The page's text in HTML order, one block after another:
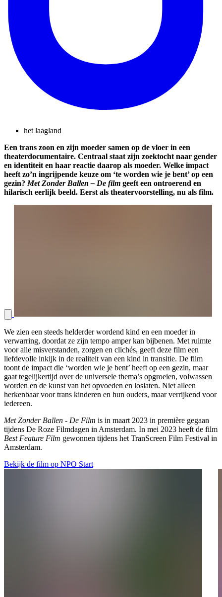
het laagland
Een trans zoon en zijn moeder samen op de vloer in een
theaterdocumentaire. Centraal staat zijn zoektocht naar gender
en identiteit en haar reactie daarop als moeder. Welke impact
heeft zo’n ingrijpende keuze om ‘te worden wie je bent’ op een
gezin? Met Zonder Ballen – De film geeft een ontroerend en
hilarisch eerlijk beeld. Eerst als theatervoorstelling, nu als film.
We zien een steeds helderder wordend kind en een moeder in
verwarring, doordat ze zijn tempo amper kan bijbenen. Met ruimte
voor alle misverstanden, zorgen en clichés, geeft deze film een
liefdevolle inkijk in de realiteit van een kind in transitie. De film
toont de impact die ‘worden wie je bent’ heeft op een gezin, maar
gaat tegelijkertijd over de universele thema’s opgroeien, volwassen
worden en de kunst van het opvoeden en loslaten. Niet alleen
herkenbaar voor trans kinderen en hun ouders, maar verrijkend voor
iedereen.
Met Zonder Ballen - De Film is in maart 2023 in première gegaan
tijdens De Roze Filmdagen in Amsterdam. In mei 2023 heeft de film
Best Feature Film gewonnen tijdens het TranScreen Film Festival in
Amsterdam.
Bekijk de film op NPO Start